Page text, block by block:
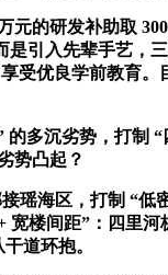
的研发补助取
引入先辈手艺，
受优良学前教育
沉劣势，打制 “
势凸起？
海区，打制 “低
楼间距”：四里
道环抱。